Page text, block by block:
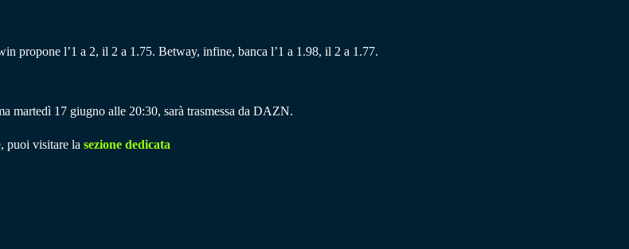
propone l’1 a 2, il 2 a 1.75. Betway, infine, banca l’1 a 1.98, il 2 a 1.77.
martedì 17 giugno alle 20:30, sarà trasmessa da DAZN.
puoi visitare la sezione dedicata